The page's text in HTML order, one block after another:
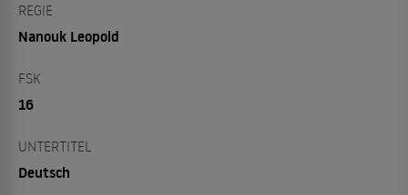
REGIE
Nanouk Leopold
FSK
16
UNTERTITEL
Deutsch